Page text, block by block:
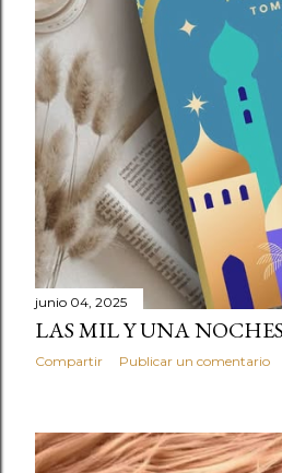
junio 04, 2025
LAS MIL Y UNA
Compartir Publicar un comentario